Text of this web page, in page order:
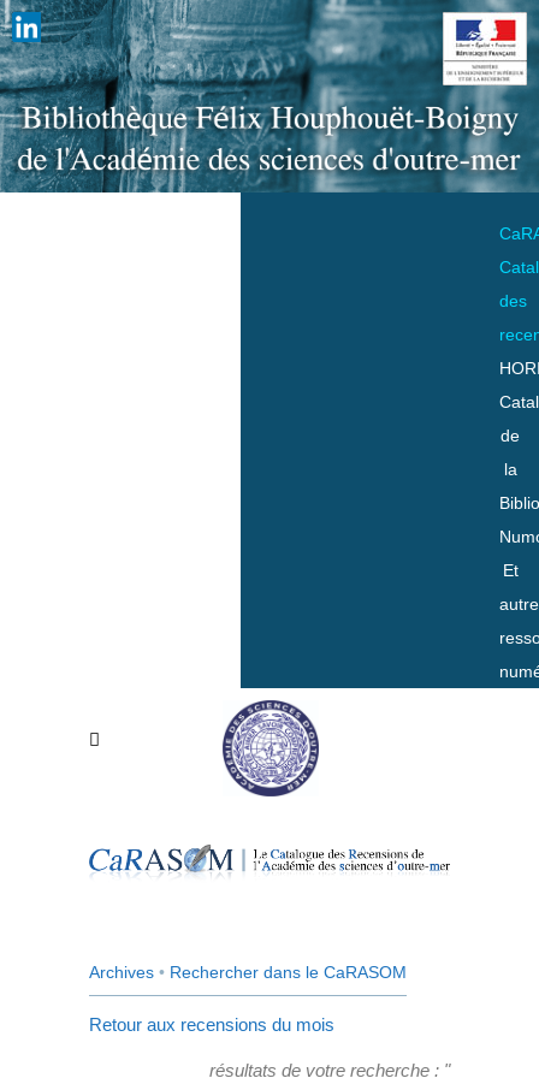
des
de
la
Et
Archives • Rechercher dans le CaRASOM
Retour aux recensions du mois
résultats de votre recherche : "